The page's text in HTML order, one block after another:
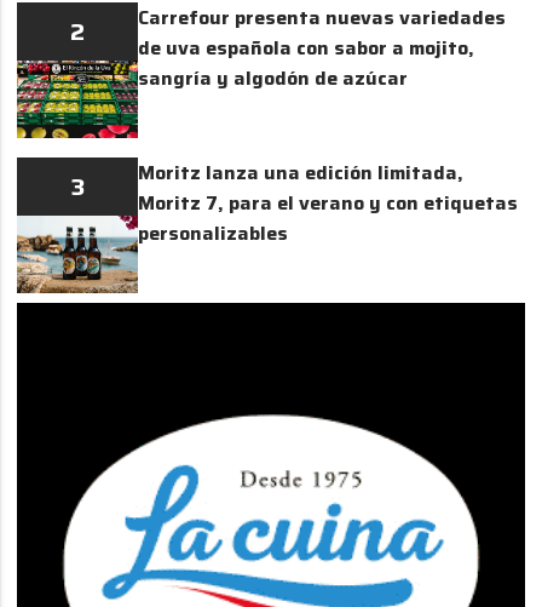
2
Carrefour presenta nuevas variedades
de uva española con sabor a mojito,
sangría y algodón de azúcar
3
Moritz lanza una edición limitada,
Moritz 7, para el verano y con etiquetas
personalizables